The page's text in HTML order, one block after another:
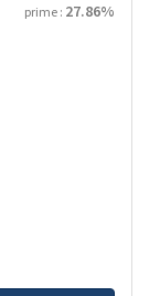
prime : 27.86%